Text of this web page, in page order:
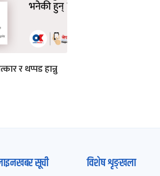
र थप्पड हान्नु
सूची विशेष शृङ्खला